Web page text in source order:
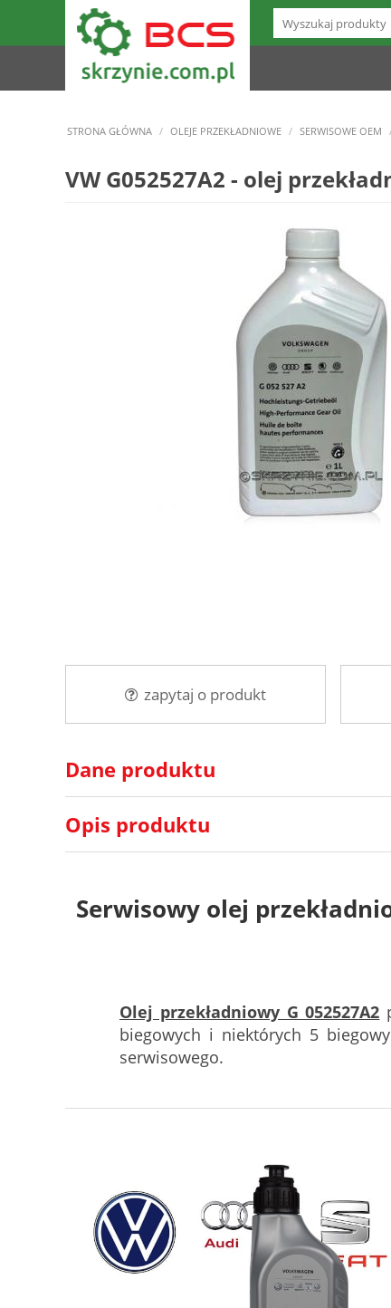
STRONA GŁÓWNA / OLEJE PRZEKŁADNIOWE / SERWISOWE OEM
VW G052527A2 - olej
zapytaj o produkt
Dane produktu
Opis produktu
Serwisowy olej
Olej przekładniowy G 052527A2
biegowych i niektórych 5
serwisowego.